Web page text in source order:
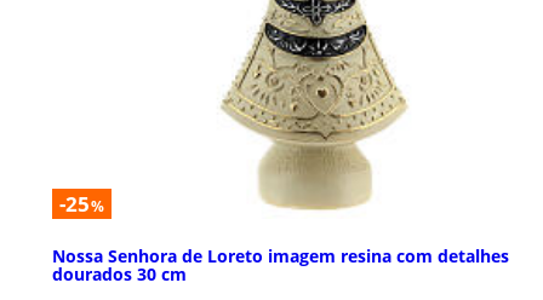
-25%
Nossa Senhora de Loreto imagem resina com detalhes
dourados 30 cm